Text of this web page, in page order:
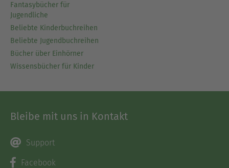
Fantasybücher für
Jugendliche
Beliebte Kinderbuchreihen
Beliebte Jugendbuchreihen
Bücher über Einhörner
Wissensbücher für Kinder
Bleibe mit uns in Kontakt
Support
Facebook